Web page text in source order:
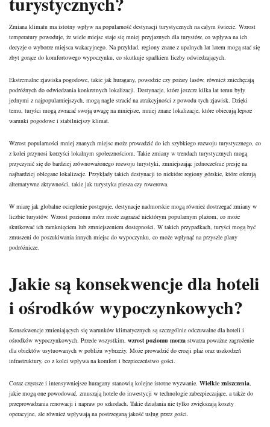
Zmiana klimatu ma istotny wpływ na popularność destynacji turystycznych na całym świecie. Wzrost
temperatury powoduje, że wiele miejsc staje się mniej przyjaznych dla turystów, co wpływa na ich
decyzje o wyborze miejsca wakacyjnego. Na przykład, regiony znane z upalnych lat latem mogą stać się
zbyt gorące do komfortowego wypoczynku, co skutkuje spadkiem liczby odwiedzających.
Ekstremalne zjawiska pogodowe, takie jak huragany, powodzie czy pożary lasów, również zniechęcają
podróżnych do odwiedzania konkretnych lokalizacji. Destynacje, które jeszcze kilka lat temu były
jednymi z najpopularniejszych, mogą nagle stracić na atrakcyjności z powodu tych zjawisk. Dzięki
temu, turyści mogą zwracać swoją uwagę na mniejsze, mniej znane lokalizacje, które obiecują lepsze
warunki pogodowe i stabilniejszy klimat.
Wzrost popularności mniej znanych miejsc może prowadzić do ich szybkiego rozwoju turystycznego, co
z kolei przynosi korzyści lokalnym społecznościom. Takie zmiany w trendach turystycznych mogą
przyczynić się do bardziej zrównoważonego rozwoju turystyki, zmniejszając jednocześnie presję na
najbardziej oblegane lokalizacje. Przykłady takich destynacji to niektóre regiony górskie, które oferują
alternatywne aktywności, takie jak turystyka piesza czy rowerowa.
W miarę jak globalne ocieplenie postępuje, destynacje nadmorskie mogą również dostrzegać zmiany w
liczbie turystów. Wzrost poziomu mórz może zagrażać niektórym popularnym plażom, co może
skutkować ich zamknięciem lub zmniejszeniem dostępności. W takich przypadkach, turyści mogą być
zmuszeni do poszukiwania innych miejsc do wypoczynku, co może wpłynąć na przyszłe plany
podróżnicze.
Jakie są konsekwencje dla hoteli
i ośrodków wypoczynkowych?
Konsekwencje zmieniających się warunków klimatycznych są szczególnie odczuwalne dla hoteli i
ośrodków wypoczynkowych. Przede wszystkim, wzrost poziomu morza stwarza poważne zagrożenie
dla obiektów usytuowanych w pobliżu wybrzeży. Może prowadzić do erozji plaż oraz uszkodzeń
infrastruktury, co z kolei wpływa na komfort i bezpieczeństwo gości.
Coraz częstsze i intensywniejsze huragany stanowią kolejne istotne wyzwanie. Wielkie zniszczenia,
jakie mogą one powodować, zmuszają hotele do inwestycji w technologie zabezpieczające, a także do
przeprowadzania renowacji i napraw po szkodach. Takie działania nie tylko zwiększają koszty
operacyjne, ale również wpływają na postrzeganą jakość usług przez gości.